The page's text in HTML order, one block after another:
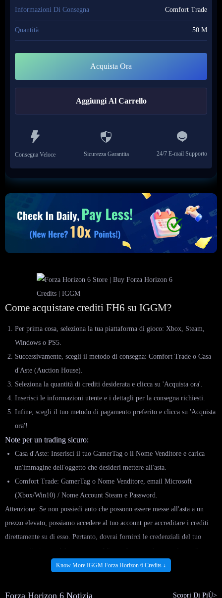
Informazioni Di Consegna Comfort Trade
Quantità 50 M
Acquista Ora
Aggiungi Al Carrello
Consegna Veloce Sicurezza Garantita 24/7 E-mail Supporto
Come acquistare crediti FH6 su IGGM?
Per prima cosa, seleziona la tua piattaforma di gioco: Xbox, Steam,
Windows o PS5.
Successivamente, scegli il metodo di consegna: Comfort Trade o Casa
d'Aste (Auction House).
Seleziona la quantità di crediti desiderata e clicca su 'Acquista ora'.
Inserisci le informazioni utente e i dettagli per la consegna richiesti.
Infine, scegli il tuo metodo di pagamento preferito e clicca su 'Acquista
ora'!
Note per un trading sicuro:
Casa d'Aste: Inserisci il tuo GamerTag o il Nome Venditore e carica
un'immagine dell'oggetto che desideri mettere all'asta.
Comfort Trade: GamerTag o Nome Venditore, email Microsoft
(Xbox/Win10) / Nome Account Steam e Password.
Attenzione: Se non possiedi auto che possono essere messe all'asta a un
prezzo elevato, possiamo accedere al tuo account per accreditare i crediti
direttamente su di esso. Pertanto, dovrai fornirci le credenziali del tuo
account di gioco e del tuo account Microsoft; una volta completato il
pagamento, contattaci tramite live chat per la verifica dell'accesso e
Know More IGGM Forza Horizon 6 Credits ↓
Forza Horizon 6 Notizia Scopri Di PiÙ>